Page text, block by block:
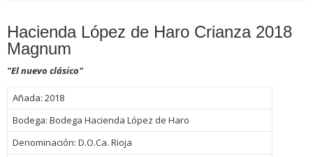
Hacienda López de Haro Crianza 2018
Magnum
"El nuevo clásico"
Añada: 2018
Bodega: Bodega Hacienda López de Haro
Denominación: D.O.Ca. Rioja